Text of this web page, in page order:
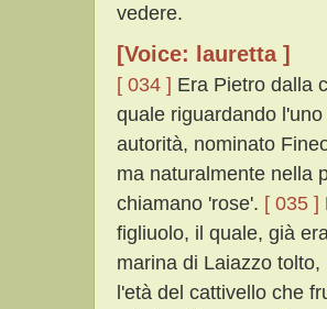
vedere.
[Voice: lauretta ]
[ 034 ] Era Pietro dalla
quale riguardando
autorità, nominato
ma naturalmente nella
chiamano 'rose'. [ 035 ]
figliuolo, il quale, già
marina di Laiazzo
l'età del cattivello che